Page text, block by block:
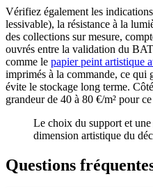
Vérifiez également les
lessivable), la résistance à la
des collections sur mesure,
ouvrés entre la validation du
comme le papier peint artistique
imprimés à la commande, ce qui
évite le stockage long terme.
grandeur de 40 à 80 €/m² pour
Le choix du support et
dimension artistique du
Questions